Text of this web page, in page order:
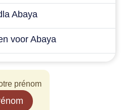
Abaya
voor Abaya
prénom